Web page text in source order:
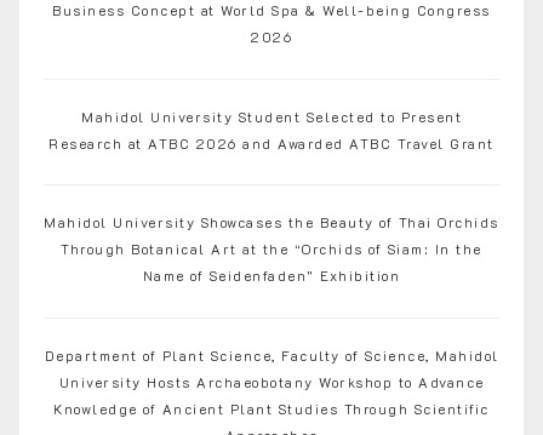
Business Concept at World Spa & Well-being Congress
2026
Mahidol University Student Selected to Present
Research at ATBC 2026 and Awarded ATBC Travel Grant
Mahidol University Showcases the Beauty of Thai Orchids
Through Botanical Art at the “Orchids of Siam: In the
Name of Seidenfaden” Exhibition
Department of Plant Science, Faculty of Science, Mahidol
University Hosts Archaeobotany Workshop to Advance
Knowledge of Ancient Plant Studies Through Scientific